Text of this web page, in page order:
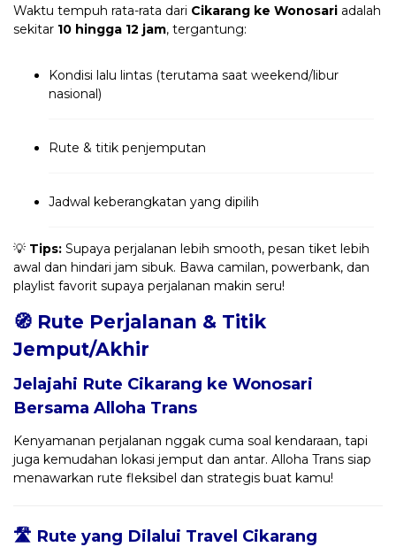
Waktu tempuh rata-rata dari Cikarang ke Wonosari adalah
sekitar 10 hingga 12 jam, tergantung:
Kondisi lalu lintas (terutama saat weekend/libur
nasional)
Rute & titik penjemputan
Jadwal keberangkatan yang dipilih
💡 Tips: Supaya perjalanan lebih smooth, pesan tiket lebih
awal dan hindari jam sibuk. Bawa camilan, powerbank, dan
playlist favorit supaya perjalanan makin seru!
🧭 Rute Perjalanan & Titik
Jemput/Akhir
Jelajahi Rute Cikarang ke Wonosari
Bersama Alloha Trans
Kenyamanan perjalanan nggak cuma soal kendaraan, tapi
juga kemudahan lokasi jemput dan antar. Alloha Trans siap
menawarkan rute fleksibel dan strategis buat kamu!
🛣️ Rute yang Dilalui Travel Cikarang